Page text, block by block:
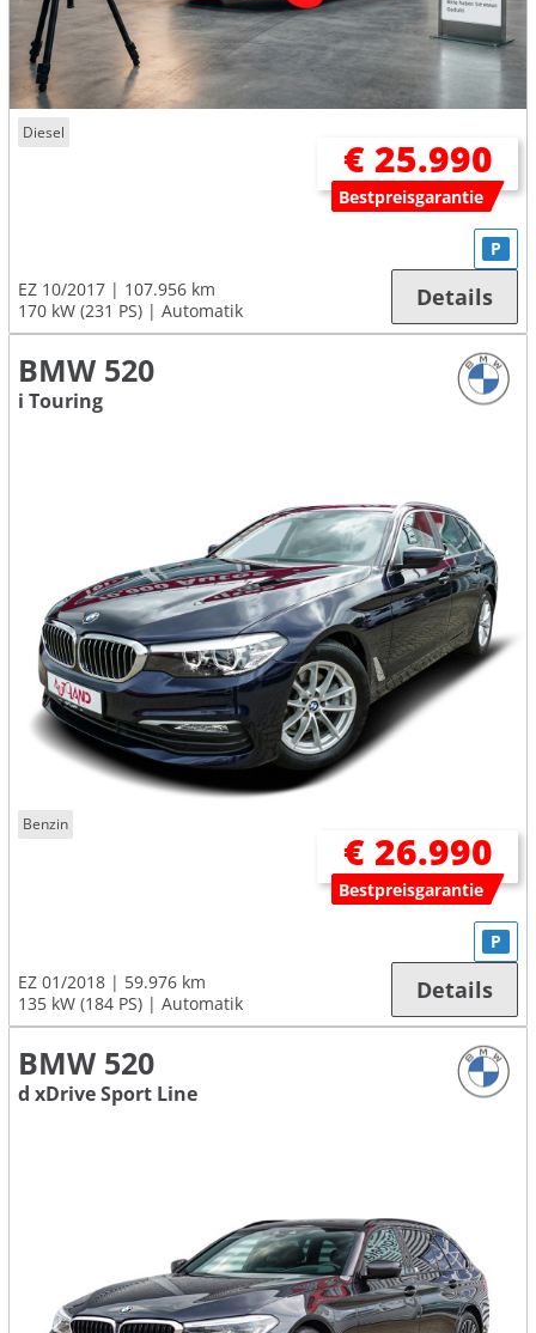
Diesel
€ 25.990
Bestpreisgarantie
EZ 10/2017
107.956 km
170 kW (231 PS)
Automatik
P
Details
BMW 520
i Touring
Benzin
€ 26.990
Bestpreisgarantie
EZ 01/2018
59.976 km
135 kW (184 PS)
Automatik
P
Details
BMW 520
d xDrive Sport Line